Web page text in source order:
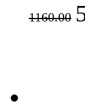
1160.00